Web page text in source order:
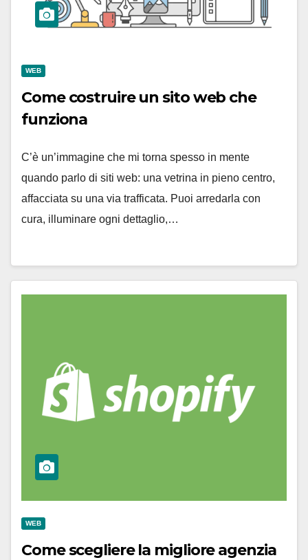
WEB
Come costruire un sito web che
funziona
C’è un’immagine che mi torna spesso in mente
quando parlo di siti web: una vetrina in pieno centro,
affacciata su una via trafficata. Puoi arredarla con
cura, illuminare ogni dettaglio,…
WEB
Come scegliere la migliore agenzia